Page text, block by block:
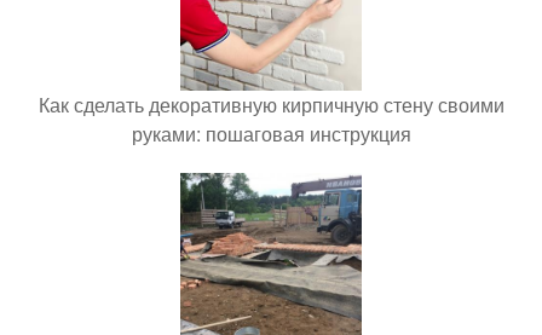
Как сделать декоративную кирпичную стену своими
руками: пошаговая инструкция